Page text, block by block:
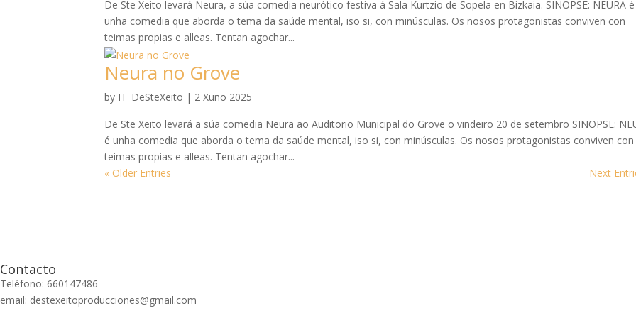
De Ste Xeito levará Neura, a súa comedia neurótico festiva á Sala Kurtzio de Sopela en Bizkaia. SINOPSE: NEURA é
unha comedia que aborda o tema da saúde mental, iso si, con minúsculas. Os nosos protagonistas conviven con
teimas propias e alleas. Tentan agochar...
Neura no Grove
by IT_DeSteXeito | 2 Xuño 2025
De Ste Xeito levará a súa comedia Neura ao Auditorio Municipal do Grove o vindeiro 20 de setembro SINOPSE:
é unha comedia que aborda o tema da saúde mental, iso si, con minúsculas. Os nosos protagonistas conviven con
teimas propias e alleas. Tentan agochar...
« Older Entries
Next
Contacto
Teléfono: 660147486
email: destexeitoproducciones@gmail.com